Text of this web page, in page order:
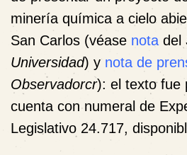
minería química a cielo
San Carlos (véase nota del
Universidad) y nota de
Observadorcr): el texto fue
cuenta con numeral de
Legislativo 24.717,